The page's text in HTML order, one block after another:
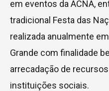
em eventos da ACNA,
tradicional Festa das
realizada anualmente
Grande com finalidade
arrecadação de
instituições sociais.